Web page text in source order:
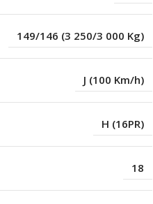
149/146 (3 250/3 000 Kg)
J (100 Km/h)
H (16PR)
18